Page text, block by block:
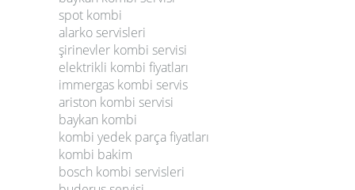
spot kombi
alarko servisleri
şirinevler kombi servisi
elektrikli kombi fiyatları
immergas kombi servis
ariston kombi servisi
baykan kombi
kombi yedek parça fiyatları
kombi bakim
bosch kombi servisleri